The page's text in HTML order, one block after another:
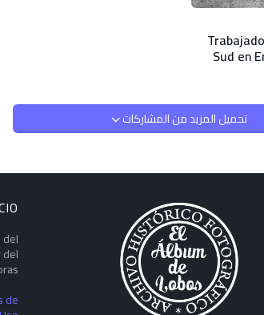
Sud en
تحميل المزيد من المشاركات
de